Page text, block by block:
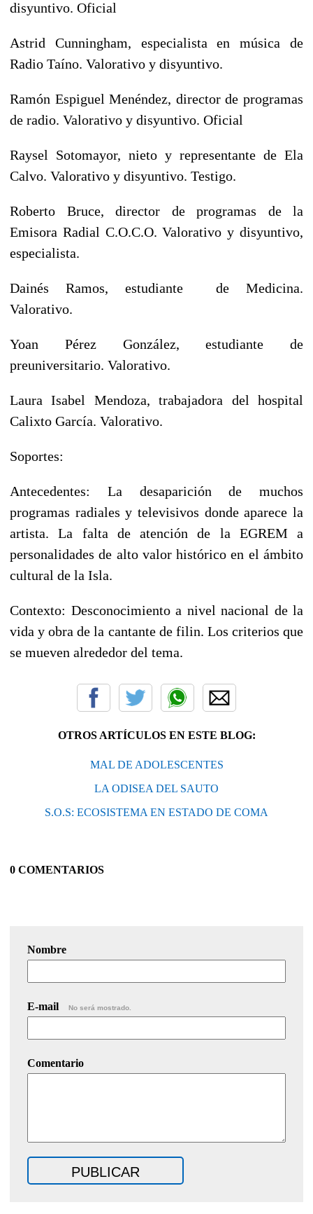
disyuntivo. Oficial
Astrid Cunningham, especialista en música de
Radio Taíno. Valorativo y disyuntivo.
Ramón Espiguel Menéndez, director de programas
de radio. Valorativo y disyuntivo. Oficial
Raysel Sotomayor, nieto y representante de Ela
Calvo. Valorativo y disyuntivo. Testigo.
Roberto Bruce, director de programas de la
Emisora Radial C.O.C.O. Valorativo y disyuntivo,
especialista.
Dainés Ramos, estudiante de Medicina.
Valorativo.
Yoan Pérez González, estudiante de
preuniversitario. Valorativo.
Laura Isabel Mendoza, trabajadora del hospital
Calixto García. Valorativo.
Soportes:
Antecedentes: La desaparición de muchos
programas radiales y televisivos donde aparece la
artista. La falta de atención de la EGREM a
personalidades de alto valor histórico en el ámbito
cultural de la Isla.
Contexto: Desconocimiento a nivel nacional de la
vida y obra de la cantante de filin. Los criterios que
se mueven alrededor del tema.
OTROS ARTÍCULOS EN ESTE BLOG:
MAL DE ADOLESCENTES
LA ODISEA DEL SAUTO
S.O.S: ECOSISTEMA EN ESTADO DE COMA
0 COMENTARIOS
Nombre
E-mail No será mostrado.
Comentario